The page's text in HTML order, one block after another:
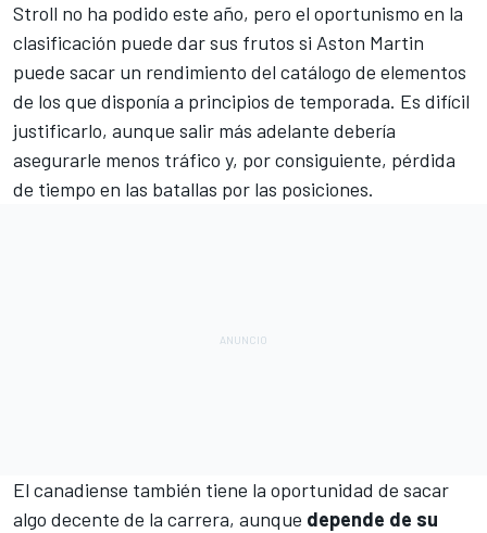
Stroll no ha podido este año, pero el oportunismo en la
clasificación puede dar sus frutos si Aston Martin
puede sacar un rendimiento del catálogo de elementos
de los que disponía a principios de temporada. Es difícil
justificarlo, aunque salir más adelante debería
asegurarle menos tráfico y, por consiguiente, pérdida
de tiempo en las batallas por las posiciones.
El canadiense también tiene la oportunidad de sacar
algo decente de la carrera, aunque depende de su